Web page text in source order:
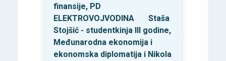
finansije, PD
ELEKTROVOJVODINA
Staša
Stojšić - studentkinja III godine,
Međunarodna ekonomija i
ekonomska diplomatija i Nikola